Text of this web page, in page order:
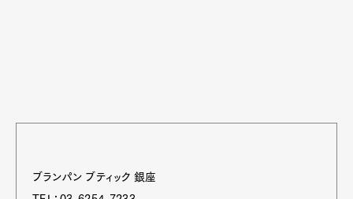
ブランパン ブティック 銀座